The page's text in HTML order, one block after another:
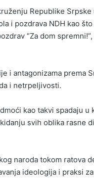
Republike
i pozdrava NDH kao što
“Za dom
i antagonizama prema
i netrpeljivosti.
kao takvi spadaju u
svih oblika rasne
naroda tokom ratova
ideologija i praksi